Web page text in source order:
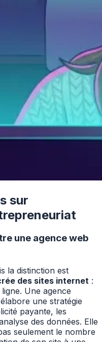
sur
une agence web
la distinction est
des sites internet :
Une agence
une stratégie
payante, les
des données. Elle
seulement le nombre